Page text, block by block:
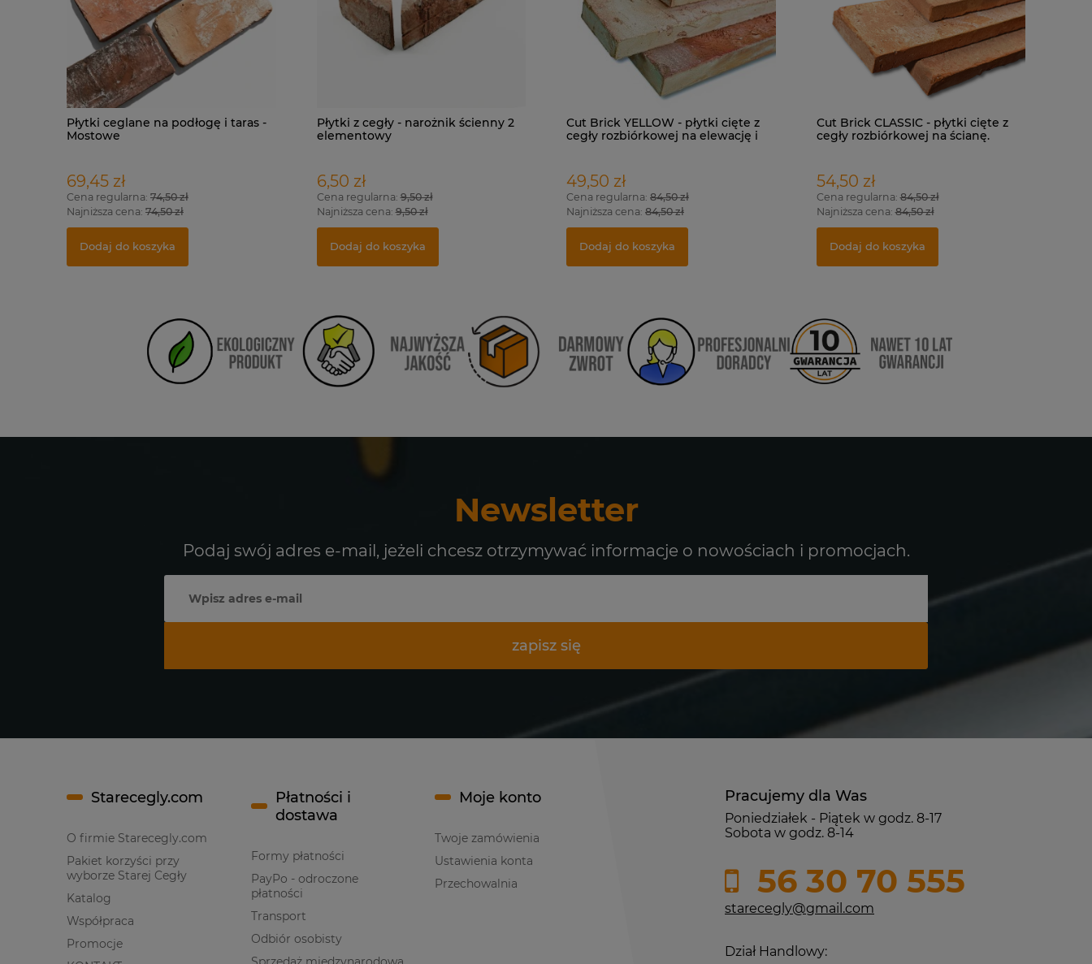
Płytki ceglane na podłogę i taras -
Mostowe
69,45 zł
Cena regularna: 74,50 zł
Najniższa cena: 74,50 zł
Dodaj do koszyka
Płytki z cegły - narożnik ścienny 2
elementowy
6,50 zł
Cena regularna:9,50 zł
Najniższa cena:9,50 zł
Dodaj do koszyka
Cut Brick YELLOW - płytki cięte z
cegły rozbiórkowej na elewację i
49,50 zł
Cena regularna: 84,50 zł
Najniższa cena: 84,50 zł
Dodaj do koszyka
Cut Brick CLASSIC - płytki cięte z
cegły rozbiórkowej na ścianę.
54,50 zł
Cena regularna:84,50 zł
Najniższa cena:84,50 zł
Dodaj do koszyka
Newsletter
Podaj swój adres e-mail, jeżeli chcesz otrzymywać informacje o nowościach i promocjach.
zapisz się
Pracujemy dla Was
Poniedziałek - Piątek w godz. 8-17
Sobota w godz. 8-14
56 30 70 555
starecegly@gmail.com
Dział Handlowy:
Starecegly.com
O firmie Starecegly.com
Pakiet korzyści przy
wyborze Starej Cegły
Katalog
Współpraca
Promocje
Płatności i
dostawa
Formy płatności
PayPo - odroczone
płatności
Transport
Odbiór osobisty
Moje konto
Twoje zamówienia
Ustawienia konta
Przechowalnia